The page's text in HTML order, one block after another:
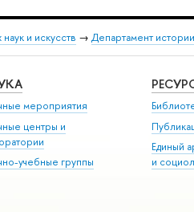
и искусств → Департамент истории
мероприятия
центры и
учебные группы
Единый
и